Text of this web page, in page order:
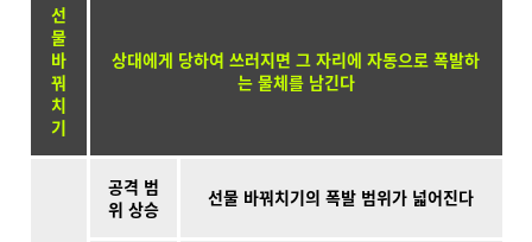
선
물
바
꿔
치
기
상대에게 당하여 쓰러지면 그 자리에 자동으로 폭발하
는 물체를 남긴다
공격 범
위 상승
선물 바꿔치기의 폭발 범위가 넓어진다